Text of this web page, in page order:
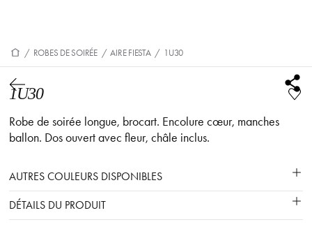
/ ROBES DE SOIRÉE / AIRE FIESTA / 1U30
1U30
Robe de soirée longue, brocart. Encolure cœur, manches
ballon. Dos ouvert avec fleur, châle inclus.
AUTRES COULEURS DISPONIBLES
DÉTAILS DU PRODUIT